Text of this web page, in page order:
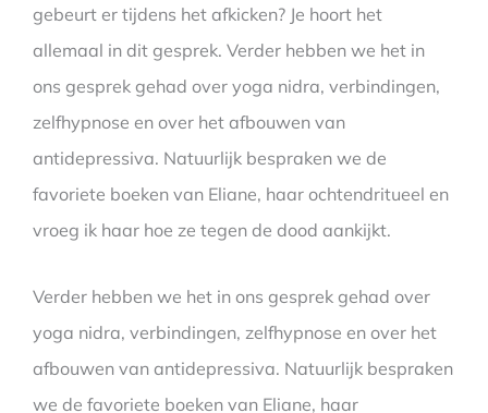
gebeurt er tijdens het afkicken? Je hoort het
allemaal in dit gesprek. Verder hebben we het in
ons gesprek gehad over yoga nidra, verbindingen,
zelfhypnose en over het afbouwen van
antidepressiva. Natuurlijk bespraken we de
favoriete boeken van Eliane, haar ochtendritueel en
vroeg ik haar hoe ze tegen de dood aankijkt.
Verder hebben we het in ons gesprek gehad over
yoga nidra, verbindingen, zelfhypnose en over het
afbouwen van antidepressiva. Natuurlijk bespraken
we de favoriete boeken van Eliane, haar